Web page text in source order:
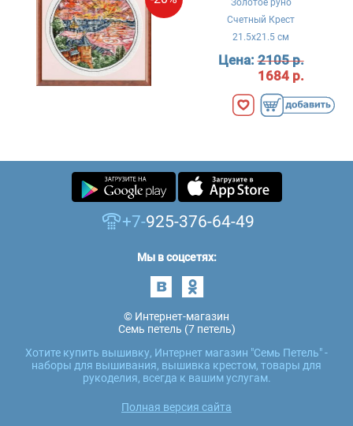
Счетный Крест
21.5x21.5 см
Цена:2105 р.
1684 р.
+7-925-376-64-49
Мы в соцсетях:
© Интернет-магазин
Семь петель (7 петель)
Хотите купить вышивку, Интернет магазин "Семь Петель" -
наборы для вышивания, вышивка крестом, товары для
рукоделия, всегда к вашим услугам.
Полная версия сайта